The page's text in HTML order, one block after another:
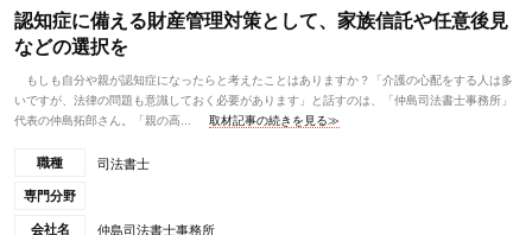
認知症に備える財産管理対策として、家族信託や任意後見
などの選択を
もしも自分や親が認知症になったらと考えたことはありますか？「介護の心配をする人は多
いですが、法律の問題も意識しておく必要があります」と話すのは、「仲島司法書士事務所」
代表の仲島拓郎さん。「親の高...
取材記事の続きを見る≫
職種 司法書士
専門分野
会社名 仲島司法書士事務所